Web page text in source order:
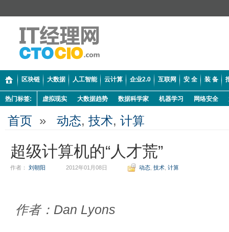
区块链 大数据 人工智能 云计算 企业2.0 互联网 安 全 装 备
热门标签: 虚拟现实 大数据趋势 数据科学家 机器学习 网络安全
首页 » 动态, 技术, 计算
超级计算机的“人才荒”
作者： 刘朝阳 2012年01月08日 动态 技术 计算
作者：Dan Lyons